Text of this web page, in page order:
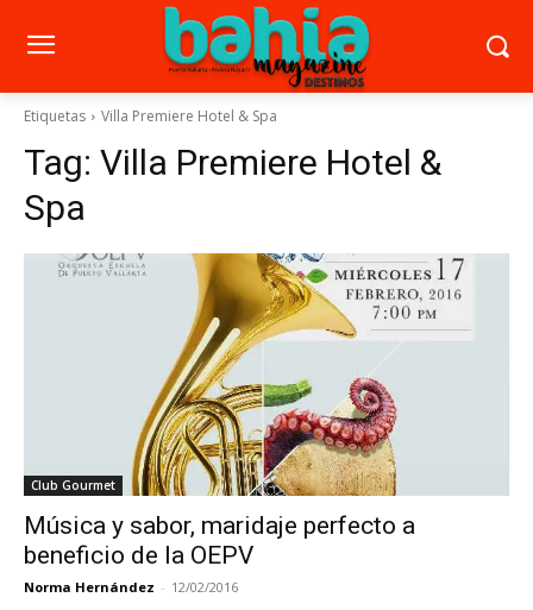
Etiquetas Villa Premiere Hotel & Spa
Tag: Villa Premiere Hotel &
Spa
Club Gourmet
Música y sabor, maridaje perfecto a
beneficio de la OEPV
Norma Hernández - 12/02/2016